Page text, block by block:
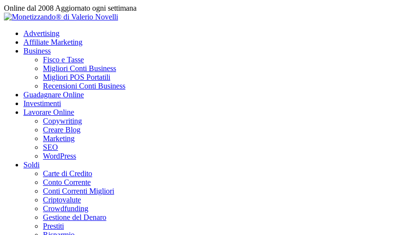
Vai
al
Online dal 2008 Aggiornato ogni settimana
Advertising
Affiliate Marketing
Business
Fisco e Tasse
Migliori Conti Business
Migliori POS Portatili
Recensioni Conti Business
Guadagnare Online
Investimenti
Lavorare Online
Copywriting
Creare Blog
Marketing
SEO
WordPress
Soldi
Carte di Credito
Conto Corrente
Conti Correnti Migliori
Criptovalute
Crowdfunding
Gestione del Denaro
Prestiti